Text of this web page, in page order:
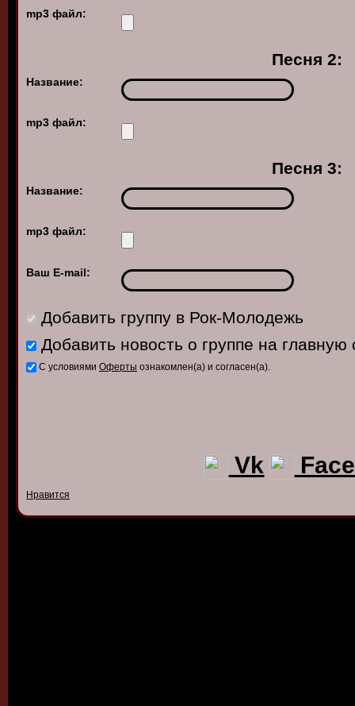
mp3 файл:
Песня 2:
Название:
mp3 файл:
Песня 3:
Название:
mp3 файл:
Ваш E-mail:
Добавить группу в Рок-Молодежь
Добавить новость о группе на главную
С условиями Оферты ознакомлен(а) и согласен(а).
Vk
Нравится